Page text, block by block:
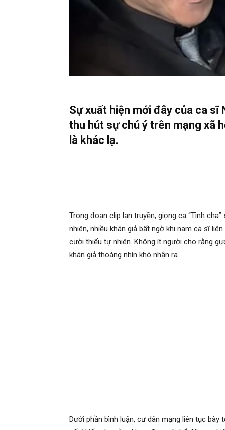
Sự xuất hiện mới đây của ca
thu hút sự chú ý trên mạng xã
là khác lạ.
Trong đoạn clip lan truyền, giọng ca “Tình
nhiên, nhiều khán giả bất ngờ khi nam ca sĩ
cười thiếu tự nhiên. Không ít người cho rằng
khán giả thoáng nhìn khó nhận ra.